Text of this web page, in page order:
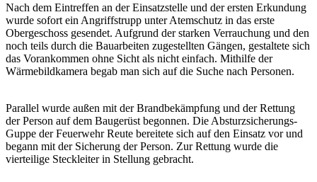
Nach dem Eintreffen an der Einsatzstelle und der ersten Erkundung
wurde sofort ein Angriffstrupp unter Atemschutz in das erste
Obergeschoss gesendet. Aufgrund der starken Verrauchung und den
noch teils durch die Bauarbeiten zugestellten Gängen, gestaltete sich
das Vorankommen ohne Sicht als nicht einfach. Mithilfe der
Wärmebildkamera begab man sich auf die Suche nach Personen.
Parallel wurde außen mit der Brandbekämpfung und der Rettung
der Person auf dem Baugerüst begonnen. Die Absturzsicherungs-
Guppe der Feuerwehr Reute bereitete sich auf den Einsatz vor und
begann mit der Sicherung der Person. Zur Rettung wurde die
vierteilige Steckleiter in Stellung gebracht.